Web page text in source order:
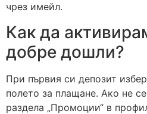
чрез имейл.
Как да
добре дошли?
При първия си депозит
полето за плащане. Ако не
раздела „Промоции“ в